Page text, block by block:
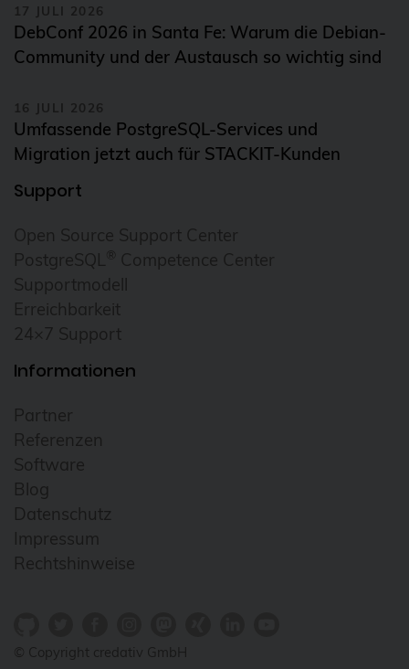
Internationalization
iSCSI
iso 9001
IT-Infrastruktur
Kafka
Kafka Stream
kate
KCD
KDE
Kibana
kind
Konferenzen
KubeCon
KVM
17 JULI 2026
DebConf 2026 in Santa Fe: Warum die Debian-
Community und der Austausch so wichtig sind
16 JULI 2026
Umfassende PostgreSQL-Services und
Migration jetzt auch für STACKIT-Kunden
Support
Open Source Support Center
PostgreSQL
® Competence Center
Supportmodell
Erreichbarkeit
24×7 Support
Informationen
Partner
Referenzen
Software
Blog
Datenschutz
Impressum
Rechtshinweise
© Copyright credativ GmbH